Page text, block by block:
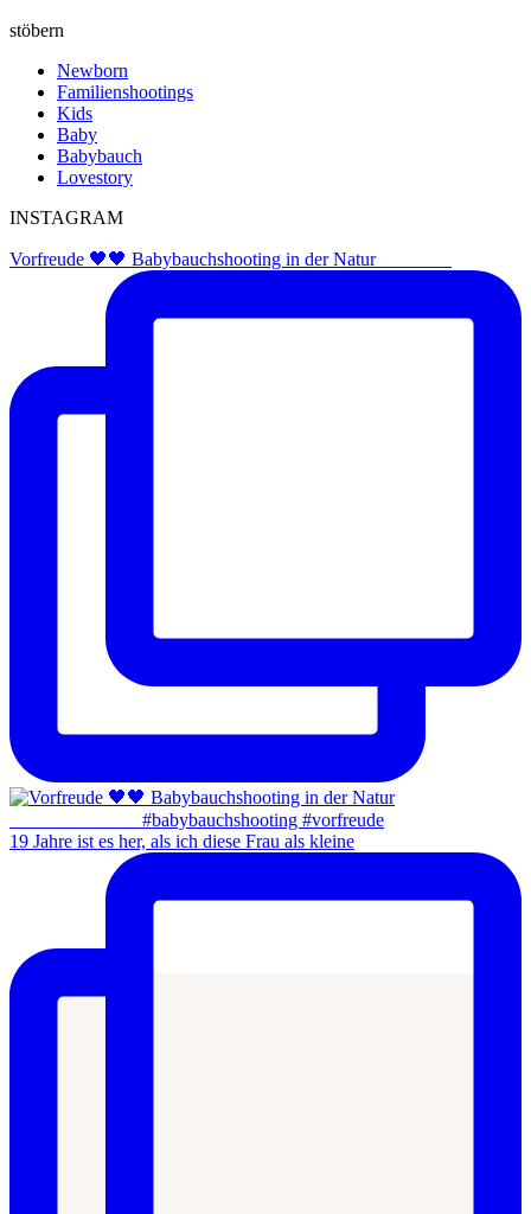
stöbern
Newborn
Familienshootings
Kids
Baby
Babybauch
Lovestory
INSTAGRAM
Vorfreude 🖤🖤 Babybauchshooting in der Natur ⠀⠀⠀⠀⠀
19 Jahre ist es her, als ich diese Frau als kleine